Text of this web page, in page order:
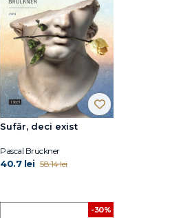
Sufăr, deci exist
Pascal Bruckner
40.7 lei 58.14 lei
-30%